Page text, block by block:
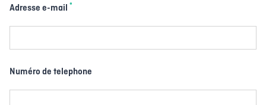
Adresse e-mail *
Numéro de telephone